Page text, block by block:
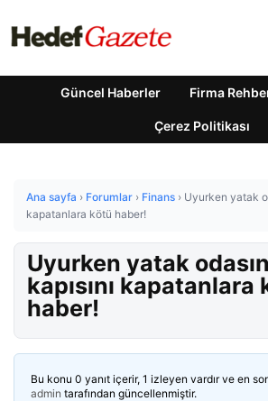
Güncel Haberler Firma
Çerez Politikası
Ana sayfa › Forumlar › Finans › Uyurken yatak
kapatanlara kötü haber!
Uyurken yatak
kapısını kapatanlara
haber!
Bu konu 0 yanıt içerir, 1 izleyen vardır ve en
admin tarafından güncellenmiştir.